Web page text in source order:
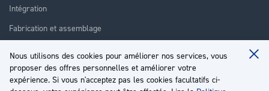
Nous utilisons des cookies pour améliorer nos services, vous
proposer des offres personnelles et améliorer votre
expérience. Si vous n'acceptez pas les cookies facultatifs ci-
Intégration
Fabrication et assemblage
Réparation
Formation